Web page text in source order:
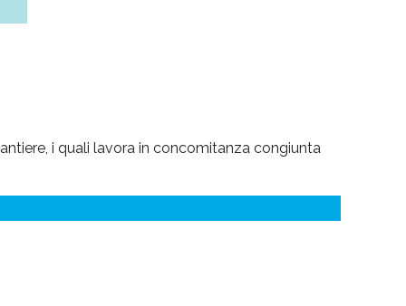
i quali lavora in concomitanza congiunta